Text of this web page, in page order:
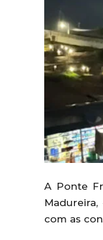
A Ponte
com as